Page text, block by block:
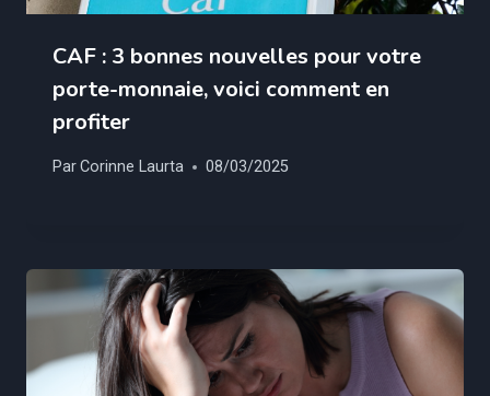
CAF : 3 bonnes nouvelles pour votre
porte-monnaie, voici comment en
profiter
ParCorinne Laurta 08/03/2025